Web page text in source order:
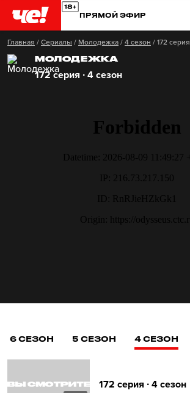
ПРЯМОЙ ЭФИР
Главная / Сериалы / Молодежка / 4 сезон / 172 серия
МОЛОДЕЖКА
172 серия ∙ 4 сезон
6 СЕЗОН 5 СЕЗОН 4 СЕЗОН
172 серия ∙ 4 сезон